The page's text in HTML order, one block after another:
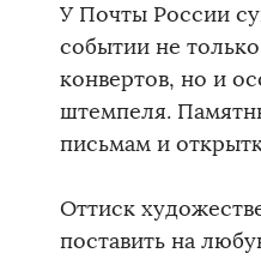
У Почты России
событии не
конвертов, но и
штемпеля.
письмам и
Оттиск
поставить на